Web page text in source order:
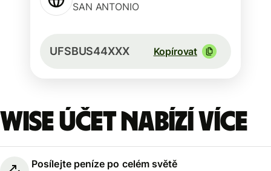
SAN ANTONIO
UFSBUS44XXX Kopírovat
Wise účet nabízí více
Posílejte peníze po celém světě